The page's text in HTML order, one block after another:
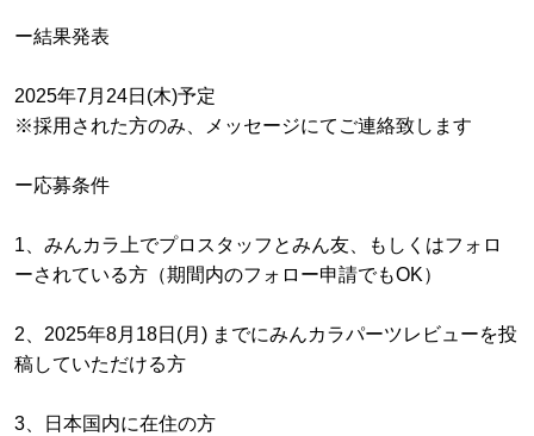
ー結果発表
2025年7月24日(木)予定
※採用された方のみ、メッセージにてご連絡致します
ー応募条件
1、みんカラ上でプロスタッフとみん友、もしくはフォロ
ーされている方（期間内のフォロー申請でもOK）
2、2025年8月18日(月) までにみんカラパーツレビューを投
稿していただける方
3、日本国内に在住の方